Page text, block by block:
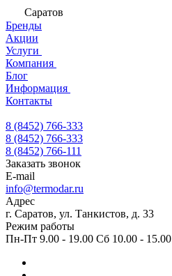
Саратов
Бренды
Акции
Услуги
Компания
Блог
Информация
Контакты
8 (8452) 766-333
8 (8452) 766-333
8 (8452) 766-111
Заказать звонок
E-mail
info@termodar.ru
Адрес
г. Саратов, ул. Танкистов, д. 33
Режим работы
Пн-Пт 9.00 - 19.00 Сб 10.00 - 15.00